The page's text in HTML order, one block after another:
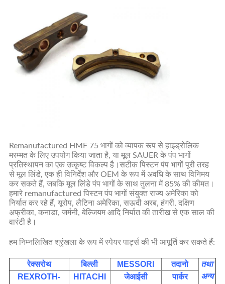
Remanufactured HMF 75 भागों को व्यापक रूप से हाइड्रोलिक
मरम्मत के लिए उपयोग किया जाता है, या मूल SAUER के पंप भागों
प्रतिस्थापन का एक उत्कृष्ट विकल्प है।सटीक पिस्टन पंप भागों पूरी तरह
से मूल लिंडे, एक ही विनिर्देश और OEM के रूप में अवधि के साथ विनिमय
कर सकते हैं, जबकि मूल लिंडे पंप भागों के साथ तुलना में 85% की कीमत।
हमारे remanufactured पिस्टन पंप भागों संयुक्त राज्य अमेरिका को
निर्यात कर रहे हैं, यूरोप, लैटिना अमेरिका, सऊदी अरब, हंगरी, दक्षिण
अफ्रीका, कनाडा, जर्मनी, बेल्जियम आदि निर्यात की तारीख से एक साल की
वारंटी है।
हम निम्नलिखित श्रृंखला के रूप में स्पेयर पार्ट्स की भी आपूर्ति कर सकते हैं:
रेक्सरोथ बिल्ली MESSORI तदानो
तथा
अन्य
REXROTH-
HITACHI जेआईसी पार्कर